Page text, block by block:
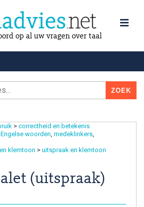
op al uw vragen over taal
> correctheid en betekenis
Engelse woorden medeklinkers
klemtoon > uitspraak en klemtoon
(uitspraak)